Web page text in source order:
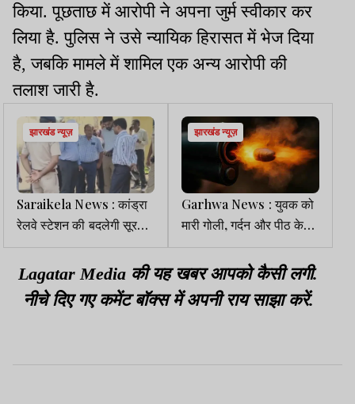
किया. पूछताछ में आरोपी ने अपना जुर्म स्वीकार कर
लिया है. पुलिस ने उसे न्यायिक हिरासत में भेज दिया
है, जबकि मामले में शामिल एक अन्य आरोपी की
तलाश जारी है.
झारखंड न्यूज़
Saraikela News : कांड्रा
रेलवे स्टेशन की बदलेगी सूरत,
डीआरएम ने किया निरीक्षण
झारखंड न्यूज़
Garhwa News : युवक को
मारी गोली, गर्दन और पीठ के
बीच फंसी; हालत गंभीर
Lagatar Media की यह खबर आपको कैसी लगी.
नीचे दिए गए कमेंट बॉक्स में अपनी राय साझा करें.